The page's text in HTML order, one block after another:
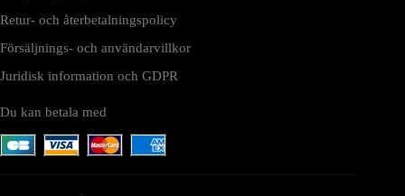
Retur- och återbetalningspolicy
Försäljnings- och användarvillkor
Juridisk information och GDPR
Du kan betala med